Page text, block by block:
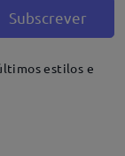
Subscrever
estilos e